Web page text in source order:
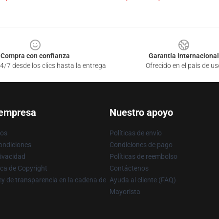
Compra con confianza
7 desde los clics hasta la entrega
Garantía internacional
Ofrecido en el país de
de Copyright
de transparencia en la cadena de
Nuestro apoyo
Políticas de envío
Condiciones de pago
Políticas de reembolso
Contáctenos
Ayuda al cliente (FAQ)
Mayorista